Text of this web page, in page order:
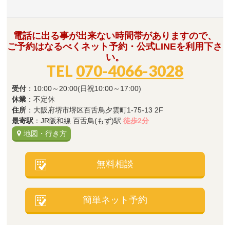
電話に出る事が出来ない時間帯がありますので、
ご予約はなるべくネット予約・公式LINEを利用下さ
い。
TEL 070-4066-3028
受付 ：10:00～20:00(日祝10:00～17:00)
休業 ：不定休
住所 ：大阪府堺市堺区百舌鳥夕雲町1-75-13 2F
最寄駅 ：JR阪和線 百舌鳥(もず)駅徒歩2分
地図・行き方
無料相談
簡単ネット予約